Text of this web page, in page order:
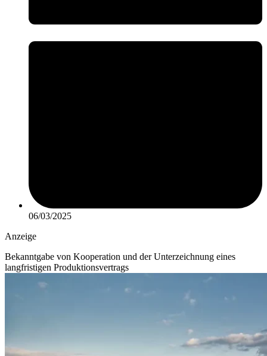
06/03/2025
Anzeige
Bekanntgabe von Kooperation und der Unterzeichnung eines
langfristigen Produktionsvertrags